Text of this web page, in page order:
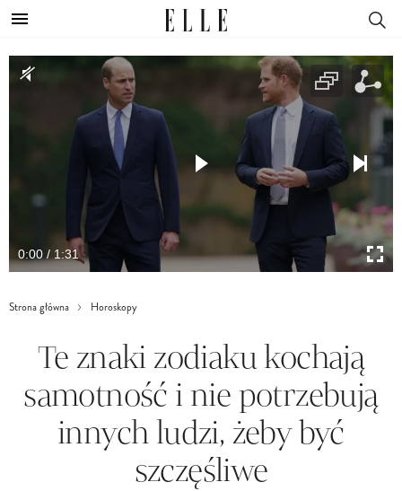
0:00 / 1:31
Strona główna Horoskopy
Te znaki zodiaku kochają
samotność i nie potrzebują
innych ludzi, żeby być
szczęśliwe